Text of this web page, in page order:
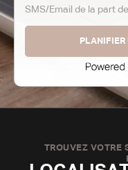
SMS/Email de la part
PLANIFIER
TROUVEZ VOTRE